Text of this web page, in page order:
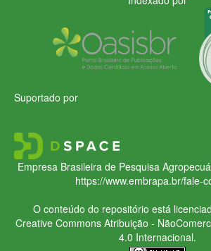
Suportado por
Empresa Brasileira de Pesquisa
https://www.embrapa.br/fale-
O conteúdo do repositório está
Creative CommonsAtribuição -
4.0 Internacional.